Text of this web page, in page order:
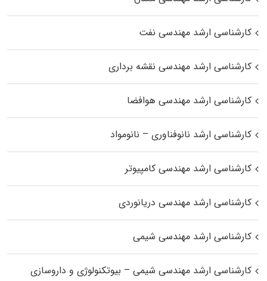
کارشناسی ارشد مهندسی نفت
کارشناسی ارشد مهندسی نقشه برداری
کارشناسی ارشد مهندسی هوافضا
کارشناسی ارشد نانوفناوری – نانومواد
کارشناسی ارشد مهندسی کامپیوتر
کارشناسی ارشد مهندسی دریانوردی
کارشناسی ارشد مهندسی شیمی
کارشناسی ارشد مهندسی شیمی – بیوتکنولوژی و داروسازی